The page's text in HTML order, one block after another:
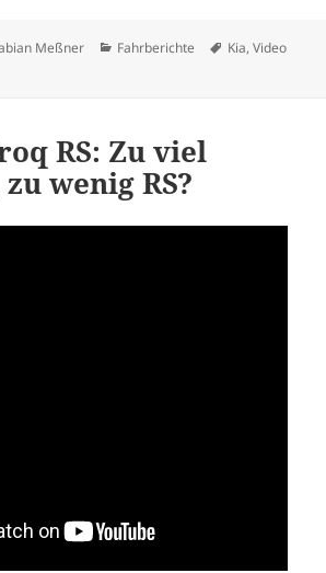
Meßner Kategorien
Fahrberichte Schlagwörter
Kia,Video
RS: Zu viel
wenig RS?